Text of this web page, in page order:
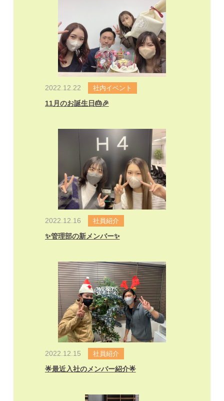
2022.12.22 社内イベント
11月のお誕生日🎂🎉
2022.12.16 社員紹介
✨管理部の新メンバー✨
2022.12.15 社員紹介
🌟最近入社のメンバー紹介🌟